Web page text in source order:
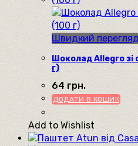
Швидкий перегляд
Шоколад Allegro
г)
64 грн.
ДОДАТИ В КОШИК
Add to Wishlist